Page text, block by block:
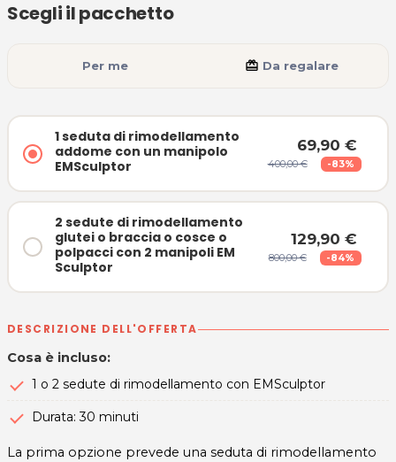
1 seduta di rimodellamento
addome con un manipolo
EMSculptor
69,90 €
400,00 € -83%
2 sedute di rimodellamento
glutei o braccia o cosce o
polpacci con 2 manipoli EM
Sculptor
129,90 €
800,00 € -84%
Scegli il pacchetto
Per me card_giftcard Da regalare
DESCRIZIONE DELL'OFFERTA
Cosa è incluso:
1 o 2 sedute di rimodellamento con EMSculptor
Durata: 30 minuti
La prima opzione prevede una seduta di rimodellamento